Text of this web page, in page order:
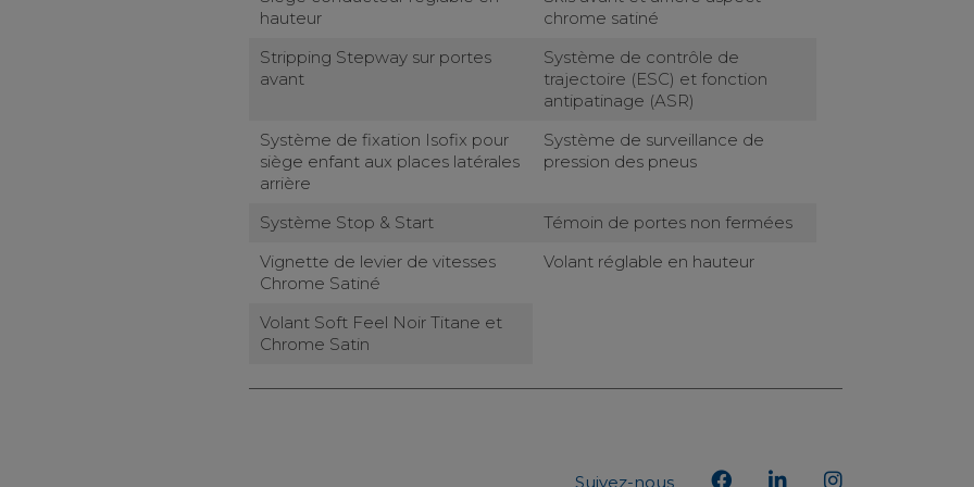
hauteur
chrome satiné
Stripping Stepway sur portes
avant
Système de contrôle de
trajectoire (ESC) et fonction
antipatinage (ASR)
Système de fixation Isofix pour
siège enfant aux places latérales
arrière
Système de surveillance de
pression des pneus
Système Stop & Start
Témoin de portes non fermées
Vignette de levier de vitesses
Chrome Satiné
Volant réglable en hauteur
Volant Soft Feel Noir Titane et
Chrome Satin
Suivez-nous